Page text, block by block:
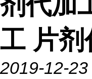
工 片剂
2019-12-23